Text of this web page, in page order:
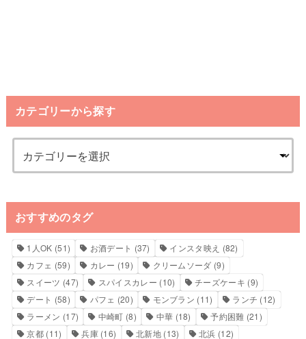
カテゴリーから探す
おすすめのタグ
1人OK (51) お酒デート (37) インスタ映え (82)
カフェ (59) カレー (19) クリームソーダ (9)
スイーツ (47) スパイスカレー (10) チーズケーキ (9)
デート (58) パフェ (20) モンブラン (11) ランチ (12)
ラーメン (17) 中崎町 (8) 中華 (18) 予約困難 (21)
京都 (11) 兵庫(16) 北新地(13) 北浜 (12)